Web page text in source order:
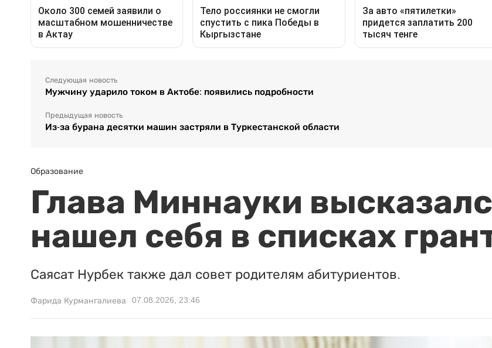
Следующая новость
Мужчину ударило током в Актобе: появились подробности
Предыдущая новость
Из-за бурана десятки машин застряли в Туркестанской области
Образование
Глава Миннауки
нашел себя в списках
Саясат Нурбек также дал совет родителям абитуриентов.
Фарида Курмангалиева 07.08.2026, 23:46